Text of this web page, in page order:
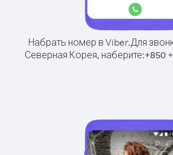
Набрать номер в Viber.Для
Северная Корея, наберите:+850+